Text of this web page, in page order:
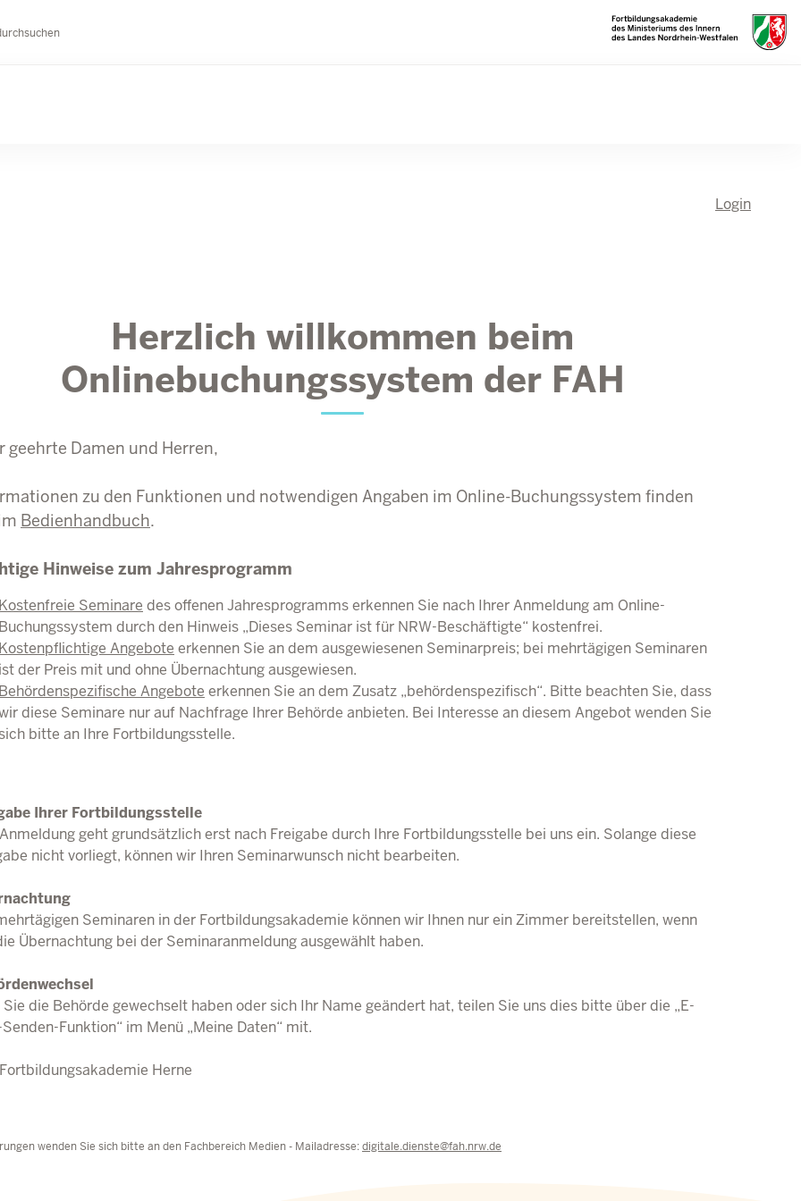
Login
Herzlich willkommen beim
Onlinebuchungssystem der FAH
geehrte Damen und Herren,
zu den Funktionen und notwendigen Angaben im Online-Buchungssystem finden
Bedienhandbuch.
Hinweise zum Jahresprogramm
Kostenfreie Seminare des offenen Jahresprogramms erkennen Sie nach Ihrer Anmeldung am Online-
Buchungssystem durch den Hinweis „Dieses Seminar ist für NRW-Beschäftigte“ kostenfrei.
Kostenpflichtige Angebote erkennen Sie an dem ausgewiesenen Seminarpreis; bei mehrtägigen Seminaren
ist der Preis mit und ohne Übernachtung ausgewiesen.
Behördenspezifische Angebote erkennen Sie an dem Zusatz „behördenspezifisch“. Bitte beachten Sie, dass
diese Seminare nur auf Nachfrage Ihrer Behörde anbieten. Bei Interesse an diesem Angebot wenden Sie
sich bitte an Ihre Fortbildungsstelle.
Ihrer Fortbildungsstelle
geht grundsätzlich erst nach Freigabe durch Ihre Fortbildungsstelle bei uns ein. Solange diese
nicht vorliegt, können wir Ihren Seminarwunsch nicht bearbeiten.
Seminaren in der Fortbildungsakademie können wir Ihnen nur ein Zimmer bereitstellen, wenn
Übernachtung bei der Seminaranmeldung ausgewählt haben.
Sie die Behörde gewechselt haben oder sich Ihr Name geändert hat, teilen Sie uns dies bitte über die „E-
Funktion“ im Menü „Meine Daten“ mit.
Herne
wenden Sie sich bitte an den Fachbereich Medien - Mailadresse:digitale.dienste@fah.nrw.de